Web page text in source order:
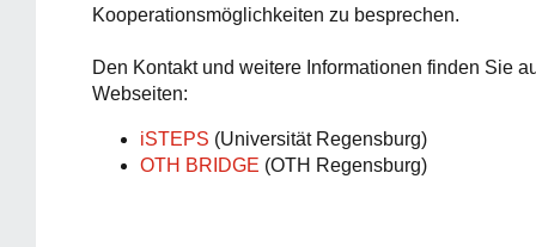
Kooperationsmöglichkeiten zu besprechen.
Den Kontakt und weitere Informationen finden Sie
Webseiten:
iSTEPS (Universität Regensburg)
OTH BRIDGE (OTH Regensburg)